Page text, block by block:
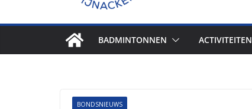
BADMINTONNEN ACTIVITEITEN
BONDSNIEUWS